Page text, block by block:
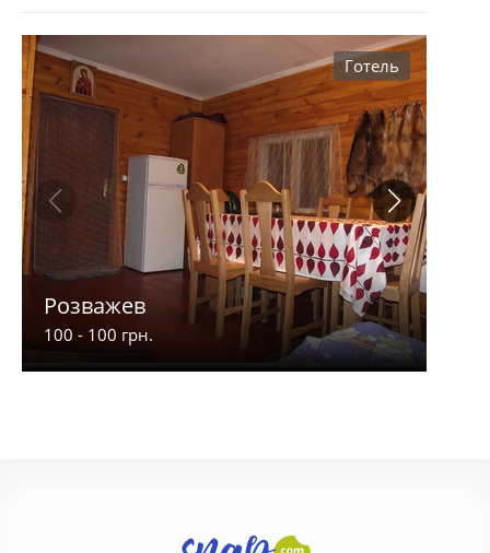
Готель
Розважев
100 - 100 грн.